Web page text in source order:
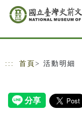
跳到主要內容
網站導覽
::: 首頁 > 活動明細